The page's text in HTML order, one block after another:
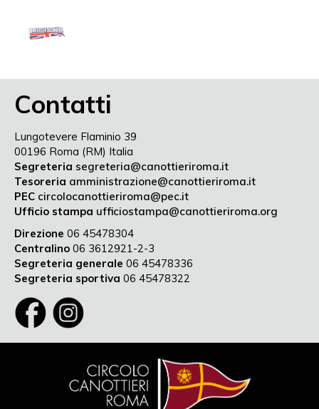
Contatti
Lungotevere Flaminio 39
00196 Roma (RM) Italia
Segreteria segreteria@canottieriroma.it
Tesoreria amministrazione@canottieriroma.it
PEC circolocanottieriroma@pec.it
Ufficio stampa ufficiostampa@canottieriroma.org
Direzione 06 45478304
Centralino 06 3612921-2-3
Segreteria generale 06 45478336
Segreteria sportiva 06 45478322